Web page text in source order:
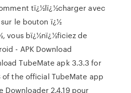
tï¿½lï¿½charger avec
le bouton ï¿½
vous bï¿½nï¿½ficiez de
- APK Download
TubeMate apk 3.3.3 for
of the official TubeMate app
Downloader 2.4.19 pour